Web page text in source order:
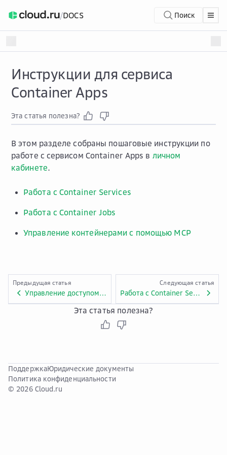
/DOCS Поиск
Инструкции для сервиса
Container Apps
Эта статья полезна?
В этом разделе собраны пошаговые инструкции по
работе с сервисом Container Apps в личном
кабинете.
Работа с Container Services
Работа с Container Jobs
Управление контейнерами с помощью MCP
Предыдущая статья
Управление доступом в Container Apps
Следующая статья
Работа с Container Services
Эта статья полезна?
ПоддержкаЮридические документы
Политика конфиденциальности
© 2026 Cloud.ru